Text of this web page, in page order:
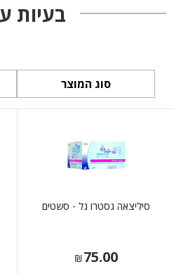
בעיות
סוג המוצר
סיליצאה גסטרו גל - סשטים
₪75.00